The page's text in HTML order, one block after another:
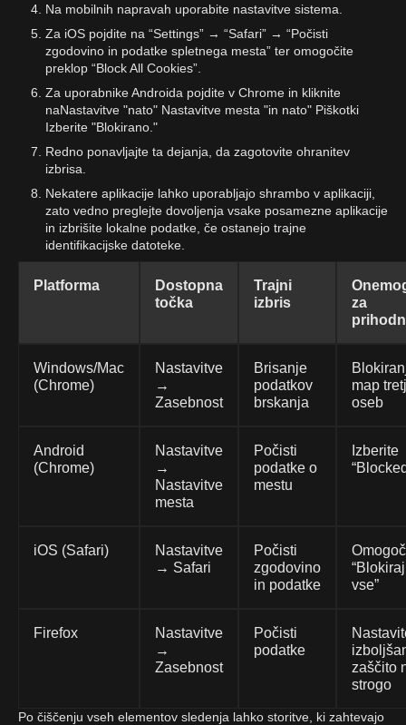
Na mobilnih napravah uporabite nastavitve sistema.
Za iOS pojdite na “Settings” → “Safari” → “Počisti
zgodovino in podatke spletnega mesta” ter omogočite
preklop “Block All Cookies”.
Za uporabnike Androida pojdite v Chrome in kliknite
naNastavitve "nato" Nastavitve mesta "in nato" Piškotki
Izberite "Blokirano."
Redno ponavljajte ta dejanja, da zagotovite ohranitev
izbrisa.
Nekatere aplikacije lahko uporabljajo shrambo v aplikaciji,
zato vedno preglejte dovoljenja vsake posamezne aplikacije
in izbrišite lokalne podatke, če ostanejo trajne
identifikacijske datoteke.
Platforma
Dostopna
točka
Trajni
izbris
za
Windows/Mac
(Chrome)
Nastavitve
→
Zasebnost
Brisanje
podatkov
brskanja
map
oseb
Android
(Chrome)
Nastavitve
→
Nastavitve
mesta
Počisti
podatke o
mestu
Izberite
iOS (Safari)
Nastavitve
→ Safari
Počisti
zgodovino
in podatke
“Blokiraj
vse”
Firefox
Nastavitve
→
Zasebnost
Počisti
podatke
zaščito
strogo
Po čiščenju vseh elementov sledenja lahko storitve, ki zahtevajo